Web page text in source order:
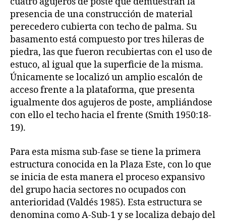
presencia de una construcción de material
perecedero cubierta con techo de palma. Su
basamento está compuesto por tres hileras de
piedra, las que fueron recubiertas con el uso de
estuco, al igual que la superficie de la misma.
Únicamente se localizó un amplio escalón de
acceso frente a la plataforma, que presenta
igualmente dos agujeros de poste, ampliándose
con ello el techo hacia el frente (Smith 1950:18-
19).
Para esta misma sub-fase se tiene la primera
estructura conocida en la Plaza Este, con lo que
se inicia de esta manera el proceso expansivo
del grupo hacia sectores no ocupados con
anterioridad (Valdés 1985). Esta estructura se
denomina como A-Sub-1 y se localiza debajo del